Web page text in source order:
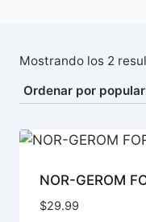
Mostrando los 2
NOR-GEROM
$29.99